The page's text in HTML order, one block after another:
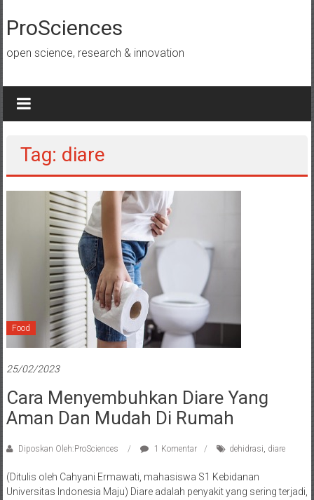
ke
konten
ProSciences
open science, research & innovation
Tag: diare
Food
25/02/2023
Cara Menyembuhkan Diare Yang
Aman Dan Mudah Di Rumah
Diposkan Oleh:ProSciences 1 Komentar dehidrasi, diare
(Ditulis oleh Cahyani Ermawati, mahasiswa S1 Kebidanan
Universitas Indonesia Maju) Diare adalah penyakit yang sering terjadi,